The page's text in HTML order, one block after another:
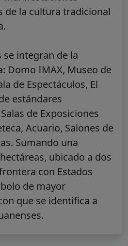
de la cultura tradicional
se integran de la
Domo IMAX, Museo de
de Espectáculos, El
estándares
de Exposiciones
Acuario, Salones de
Sumando una
ubicado a dos
con Estados
de mayor
que se identifica a